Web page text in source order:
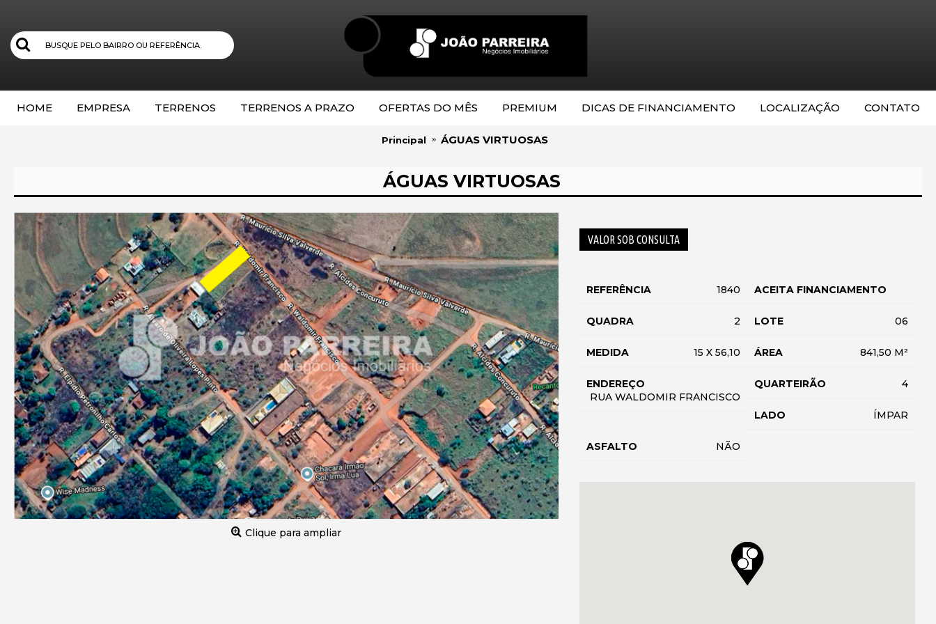
HOME EMPRESA TERRENOS TERRENOS A PRAZO OFERTAS DO MÊS PREMIUM DICAS DE FINANCIAMENTO LOCALIZAÇÃO CONTATO
Principal ÁGUAS VIRTUOSAS
ÁGUAS VIRTUOSAS
Clique para ampliar
VALOR SOB CONSULTA
REFERÊNCIA 1840 ACEITA FINANCIAMENTO
QUADRA 2 LOTE 06
MEDIDA 15 X 56,10 ÁREA 841,50 M²
ENDEREÇO
RUA WALDOMIR FRANCISCO
QUARTEIRÃO 4
LADO ÍMPAR
ASFALTO NÃO